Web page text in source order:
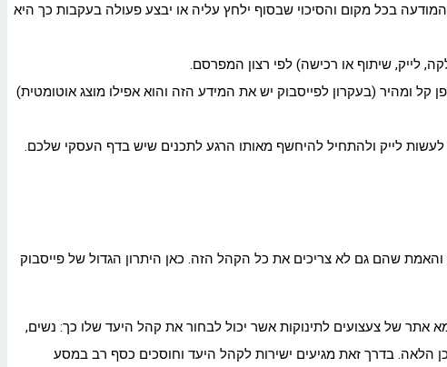
בכל מקום והסיכוי שבסוף ילחץ עליה או יבצע פעולה בעקבות כך היא
לייק, שיתוף או רכישה) לפי רצון המפרסם.
ומהיר (בעקרון לפייסבוק יש את המידע הזה והוא אפילו מוצג אוטומטית)
לעשות לייק ולהתחיל להיחשף מאותו הרגע לתכנים שיש בדף העסקי שלכם.
לכל קהל הגולשים הזה והאמת שהם גם לא צריכים את כל הקהל הזה. כאן היתרון הגדול של פייסבוק
אתר של צעצועים לתינוקות אשר יכול לבחור את קהל היעד שלו כך: נשים,
גדולות וכן הלאה. בדרך זאת מגיעים ישירות לקהל היעד וחוסכים כסף רב במסע